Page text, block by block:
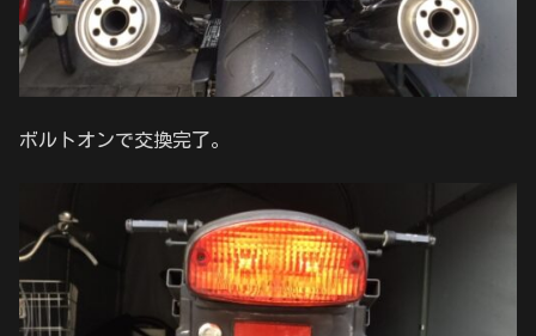
ボルトオンで交換完了。